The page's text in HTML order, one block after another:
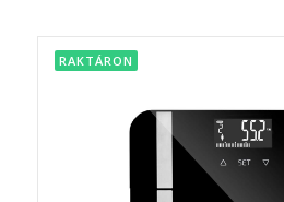
RAKTÁRON